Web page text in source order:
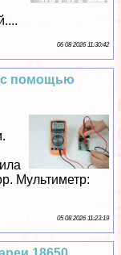
06 08 2026 11:30:42
с помощью
Мультиметр:
05 08 2026 11:23:19